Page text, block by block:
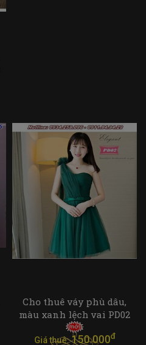
Cho thuê váy phù dâu,
màu xanh lệch vai PD02
Giá thuê:150.000đ